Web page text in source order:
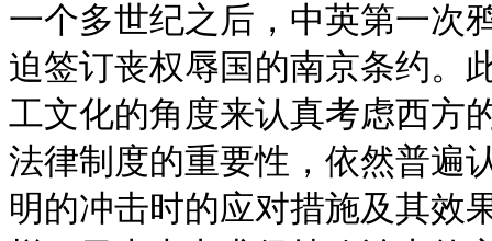
一个多世纪之后，中英第一次
迫签订丧权辱国的南京条约。
工文化的角度来认真考虑西方
法律制度的重要性，依然普遍
明的冲击时的应对措施及其效